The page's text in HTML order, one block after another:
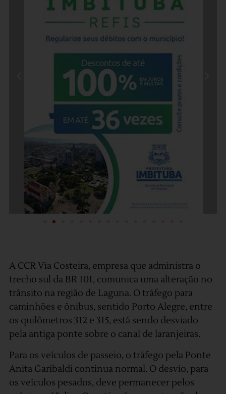
A CCR Via Costeira, empresa que administra o
trecho sul da BR 101, comunica uma alteração no
trânsito na região de Laguna. O tráfego para
caminhões e ônibus, sentido Porto Alegre, entre
os quilômetros 312 e 315, está sendo desviado
pela antiga ponte sobre o canal de laranjeiras.
Para os veículos de passeio, o tráfego pela Ponte
Anita Garibaldi continua normal. O desvio, para
os veículos pesados, deve permanecer pelos